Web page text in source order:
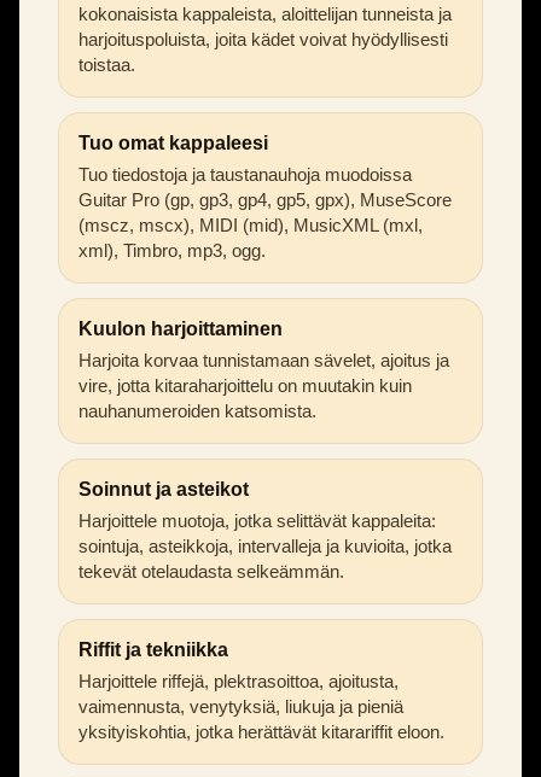
kokonaisista kappaleista, aloittelijan tunneista ja
harjoituspoluista, joita kädet voivat hyödyllisesti
toistaa.
Tuo omat kappaleesi
Tuo tiedostoja ja taustanauhoja muodoissa
Guitar Pro (gp, gp3, gp4, gp5, gpx), MuseScore
(mscz, mscx), MIDI (mid), MusicXML (mxl,
xml), Timbro, mp3, ogg.
Kuulon harjoittaminen
Harjoita korvaa tunnistamaan sävelet, ajoitus ja
vire, jotta kitaraharjoittelu on muutakin kuin
nauhanumeroiden katsomista.
Soinnut ja asteikot
Harjoittele muotoja, jotka selittävät kappaleita:
sointuja, asteikkoja, intervalleja ja kuvioita, jotka
tekevät otelaudasta selkeämmän.
Riffit ja tekniikka
Harjoittele riffejä, plektrasoittoa, ajoitusta,
vaimennusta, venytyksiä, liukuja ja pieniä
yksityiskohtia, jotka herättävät kitarariffit eloon.